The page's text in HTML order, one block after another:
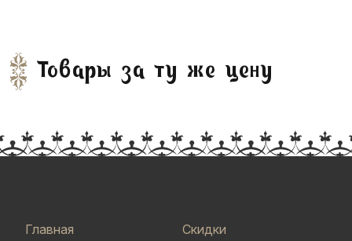
Товары за ту же цену
Главная Скидки